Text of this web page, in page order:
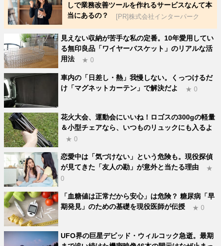
しで業務改善ツールを作れるサービスなんて本
当にあるの？
[PR]株式会社インターパーク
見えない収納が苦手な私の定番。10年愛用してい
る無印良品「ワイヤーバスケット」のリアルな活
用法
★ 0
車内の「日差し・熱」我慢しない。くっつけるだ
け「マグネットカーテン」で解決だよ
★ 0
花火大会、運動会にいいね！ロゴスの300gの軽量
＆小型チェアなら、いつものリュックにも入るよ
★ 0
恋愛中は「気づけない」という危険も。現役探偵
が見てきた「友人の勘」が意外と当たる理由
★
0
「血糖値は正常だから安心」は危険？ 糖尿病「早
期発見」のための基礎を現役医師が伝授
★ 0
UFO界の巨星デビッド・ウィルコック急逝。最期